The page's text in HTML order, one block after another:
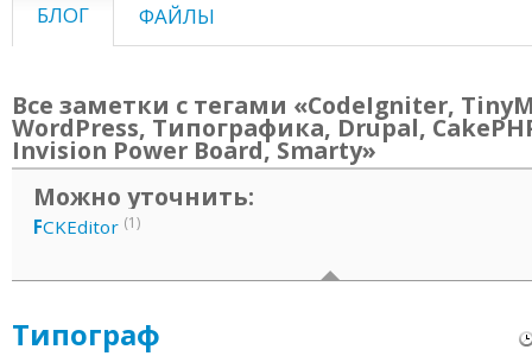
БЛОГ ФАЙЛЫ
Все заметки с тегами «CodeIgniter,
WordPress, Типографика, Drupal,
Invision Power Board, Smarty»
Можно уточнить:
FCKEditor (1)
Типограф